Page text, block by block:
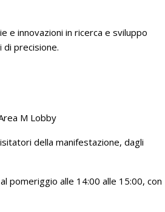
e innovazioni in ricerca e sviluppo
precisione.
M Lobby
della manifestazione, dagli
pomeriggio alle 14:00 alle 15:00, con